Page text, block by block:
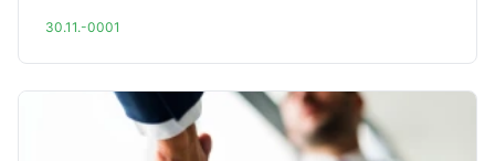
30.11.-0001